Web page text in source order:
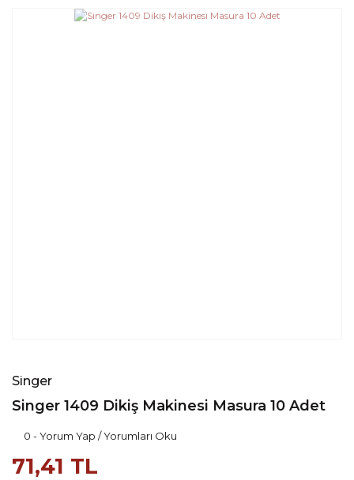
Singer
Singer 1409 Dikiş Makinesi Masura 10 Adet
0 - Yorum Yap / Yorumları Oku
71,41 TL